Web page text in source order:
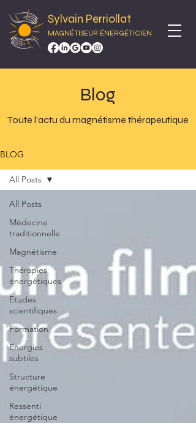
Sylvain Perriollat
MAGNÉTISEUR ÉNERGÉTICIEN
Blog
Toute l'actu du magnétisme thérapeutique
BLOG
All Posts
Médecine
traditionnelle
Magnétisme
Thérapies
énergétiques
Etudes
scientifiques
Formation
Energies
subtiles
Structure
énergétique
Ressenti
énergétique
All Posts